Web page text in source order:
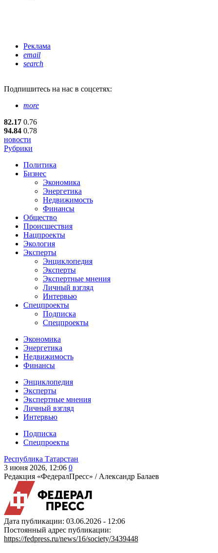
Реклама
email
search
Подпишитесь на нас в соцсетях:
more
82.17 0.76
94.84 0.78
новости
Рубрики
Политика
Бизнес
Экономика
Энергетика
Недвижимость
Финансы
Общество
Происшествия
Нацпроекты
Экология
Эксперты
Энциклопедия
Эксперты
Экспертные мнения
Личный взгляд
Интервью
Спецпроекты
Подписка
Спецпроекты
Экономика
Энергетика
Недвижимость
Финансы
Энциклопедия
Эксперты
Экспертные мнения
Личный взгляд
Интервью
Подписка
Спецпроекты
Республика Татарстан
3 июня 2026, 12:06 0
Редакция «ФедералПресс» / Александр Балаев
Дата публикации: 03.06.2026 - 12:06
Постоянный адрес публикации:
https://fedpress.ru/news/16/society/3439448